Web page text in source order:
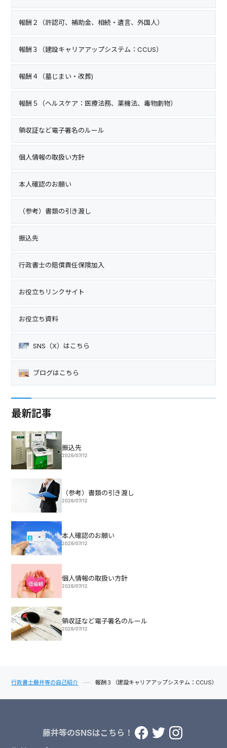
報酬２（許認可、補助金、相続・遺言、外国人）
報酬３（建設キャリアアップシステム：CCUS）
報酬４（墓じまい・改葬)
報酬５（ヘルスケア：医療法務、薬機法、毒物劇物）
領収証など電子署名のルール
個人情報の取扱い方針
本人確認のお願い
（参考）書類の引き渡し
振込先
行政書士の賠償責任保険加入
お役立ちリンクサイト
お役立ち資料
SNS（X）はこちら
ブログはこちら
最新記事
振込先
2026/07/12
（参考）書類の引き渡し
2026/07/12
本人確認のお願い
2026/07/12
個人情報の取扱い方針
2026/07/12
領収証など電子署名のルール
2026/07/12
行政書士藤井等の自己紹介 報酬３（建設キャリアアップシステム：CCUS）
藤井等のSNSはこちら！